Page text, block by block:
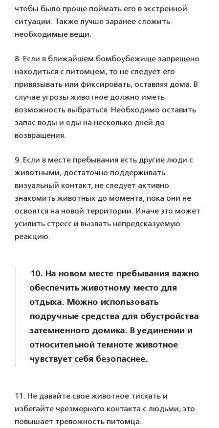
чтобы было проще поймать его в экстренной
ситуации. Также лучше заранее сложить
необходимые вещи.
8. Если в ближайшем бомбоубежище запрещено
находиться с питомцем, то не следует его
привязывать или фиксировать, оставляя дома. В
случае угрозы животное должно иметь
возможность выбраться. Необходимо оставить
запас воды и еды на несколько дней до
возвращения.
9. Если в месте пребывания есть другие люди с
животными, достаточно поддерживать
визуальный контакт, не следует активно
знакомить животных до момента, пока они не
освоятся на новой территории. Иначе это может
усилить стресс и вызвать непредсказуемую
реакцию.
10. На новом месте пребывания важно
обеспечить животному место для
отдыха. Можно использовать
подручные средства для обустройства
затемненного домика. В уединении и
относительной темноте животное
чувствует себя безопаснее.
11. Не давайте свое животное тискать и
избегайте чрезмерного контакта с людьми, это
повышает тревожность питомца.